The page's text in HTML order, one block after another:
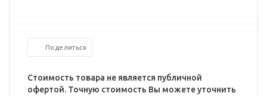
Поделиться
Стоимость товара не является публичной
офертой. Точную стоимость Вы можете уточнить